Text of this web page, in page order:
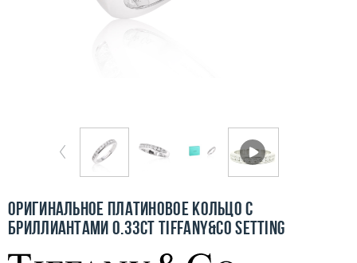
Бесплатная доставка
Контакты
Заказать звонок
Оригинальное платиновое кольцо с
бриллиантами 0.33ct Tiffany&Co Setting